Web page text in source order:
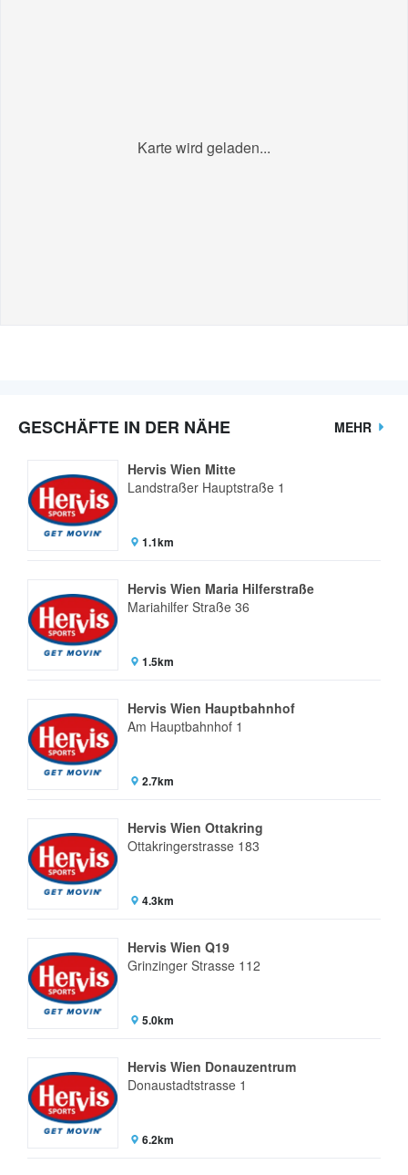
Karte wird geladen...
GESCHÄFTE IN DER NÄHE MEHR
Hervis Wien Mitte
Landstraßer Hauptstraße 1
1.1km
Hervis Wien Maria Hilferstraße
Mariahilfer Straße 36
1.5km
Hervis Wien Hauptbahnhof
Am Hauptbahnhof 1
2.7km
Hervis Wien Ottakring
Ottakringerstrasse 183
4.3km
Hervis Wien Q19
Grinzinger Strasse 112
5.0km
Hervis Wien Donauzentrum
Donaustadtstrasse 1
6.2km